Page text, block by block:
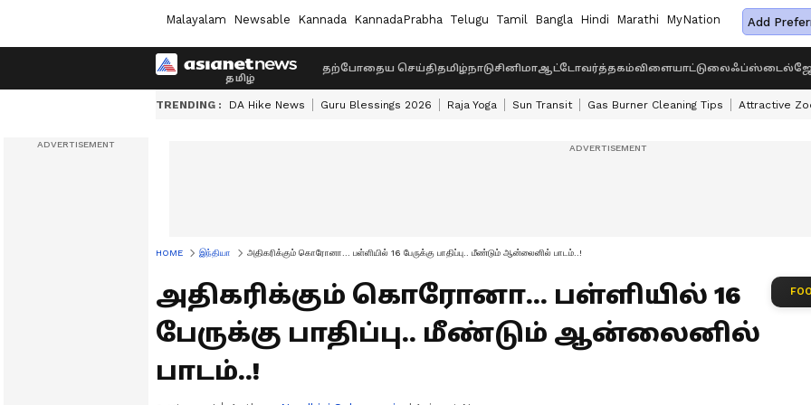
Malayalam Newsable Kannada KannadaPrabha Telugu Tamil Bangla Hindi Marathi MyNation Add
தற்போதைய செய்திதமிழ்நாடுசினிமாஆட்டோவர்த்தகம்விளையாட்டுலைஃப்ஸ்டைல்
TRENDING : DA Hike News Guru Blessings 2026 Raja Yoga Sun Transit Gas Burner Cleaning Tips Attractive
HOME இந்தியா அதிகரிக்கும் கொரோனா... பள்ளியில் 16 பேருக்கு பாதிப்பு.. மீண்டும் ஆன்லைனில் பாடம்..!
அதிகரிக்கும் கொரோனா... பள்ளியில் 16
பேருக்கு பாதிப்பு.. மீண்டும் ஆன்லைனில்
பாடம்..!